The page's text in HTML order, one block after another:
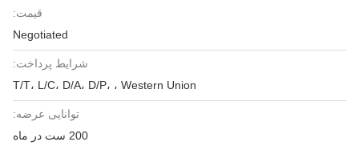
قیمت:
Negotiated
شرایط پرداخت:
T/T، L/C، D/A، D/P، ، Western Union
توانایی عرضه:
200 ست در ماه